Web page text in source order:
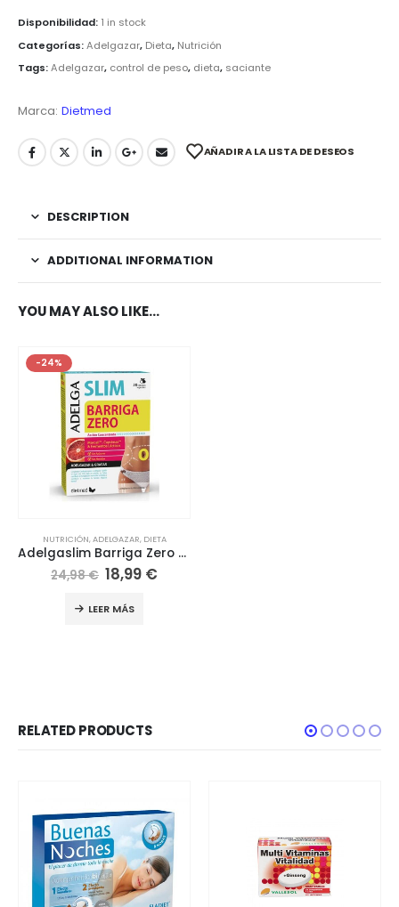
Disponibilidad: 1 in stock
Categorías:Adelgazar, Dieta, Nutrición
Tags:Adelgazar, control de peso, dieta, saciante
Marca: Dietmed
AÑADIR A LA LISTA DE DESEOS
DESCRIPTION
ADDITIONAL INFORMATION
YOU MAY ALSO LIKE…
-24%
NUTRICIÓN,ADELGAZAR, DIETA
Adelgaslim Barriga Zero Dietmed 30 cápsulas
24,98€ 18,99 €
LEER MÁS
RELATED PRODUCTS